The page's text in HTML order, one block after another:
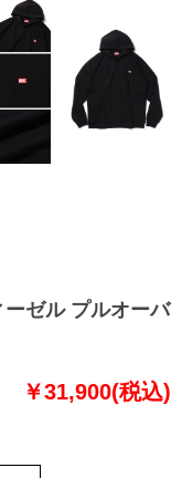
ゼル プルオーバ
￥31,900(税込)